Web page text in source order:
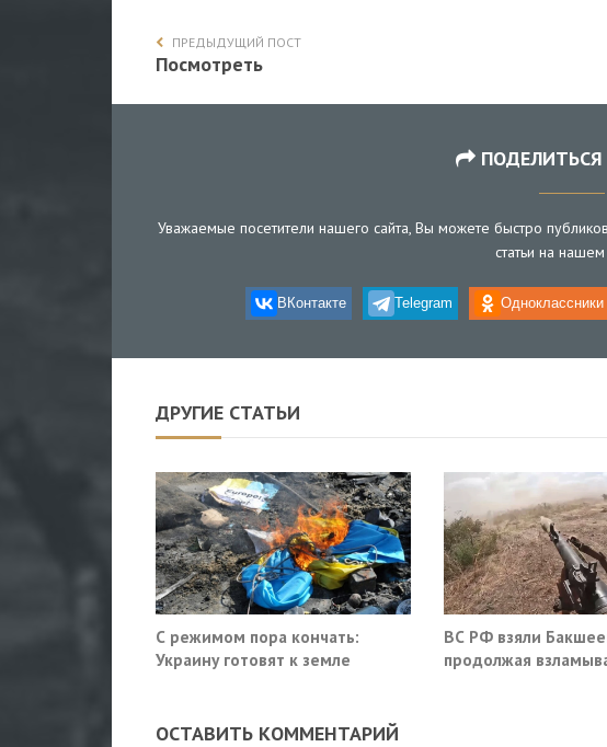
ПРЕДЫДУЩИЙ ПОСТ
Посмотреть
ПОДЕЛИТЬСЯ
Уважаемые посетители нашего сайта, Вы можете быстро
статьи на нашем
ВКонтакте Telegram Одноклассники
ДРУГИЕ СТАТЬИ
С режимом пора кончать:
Украину готовят к земле
ВС РФ взяли
продолжая
ОСТАВИТЬ КОММЕНТАРИЙ